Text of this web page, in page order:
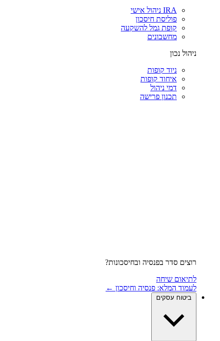
IRA ניהול אישי
פוליסת חיסכון
קופת גמל להשקעה
מחשבונים
ניהול נכון
ניוד קופות
איחוד קופות
דמי ניהול
תכנון פרישה
רוצים סדר בפנסיה ובחיסכונות?
לתיאום שיחה
לעמוד המלא: פנסיה וחיסכון ←
ביטוח עסקים